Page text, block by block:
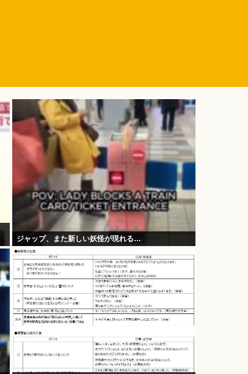
ジャップ、また新しい妖怪が現れる…